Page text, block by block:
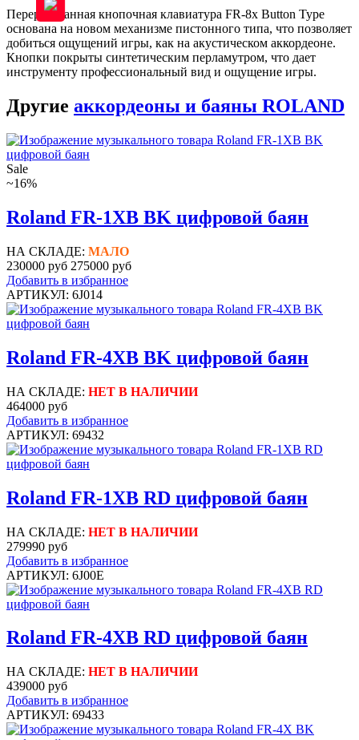
Переработанная кнопочная клавиатура FR-8x Button Type
основана на новом механизме пистонного типа, что позволяет
добиться ощущений игры, как на акустическом аккордеоне.
Кнопки покрыты синтетическим перламутром, что дает
инструменту профессиональный вид и ощущение игры.
Другие аккордеоны и баяны ROLAND
Sale
~16%
Roland FR-1XB BK цифровой баян
НА СКЛАДЕ: МАЛО
230000 руб 275000 руб
Добавить в избранное
АРТИКУЛ: 6J014
Roland FR-4XB BK цифровой баян
НА СКЛАДЕ: НЕТ В НАЛИЧИИ
464000 руб
Добавить в избранное
АРТИКУЛ: 69432
Roland FR-1XB RD цифровой баян
НА СКЛАДЕ: НЕТ В НАЛИЧИИ
279990 руб
Добавить в избранное
АРТИКУЛ: 6J00E
Roland FR-4XB RD цифровой баян
НА СКЛАДЕ: НЕТ В НАЛИЧИИ
439000 руб
Добавить в избранное
АРТИКУЛ: 69433